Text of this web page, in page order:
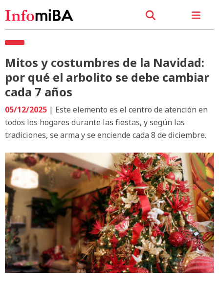
Mitos y costumbres de la Navidad:
por qué el arbolito se debe cambiar
cada 7 años
05/12/2025 | Este elemento es el centro de atención en
todos los hogares durante las fiestas, y según las
tradiciones, se arma y se enciende cada 8 de diciembre.